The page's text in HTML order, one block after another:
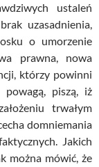
ustaleń
uzasadnienia,
o umorzenie
prawna, nowa
którzy powinni
piszą, iż
trwałym
domniemania
Jakich
można mówić, że